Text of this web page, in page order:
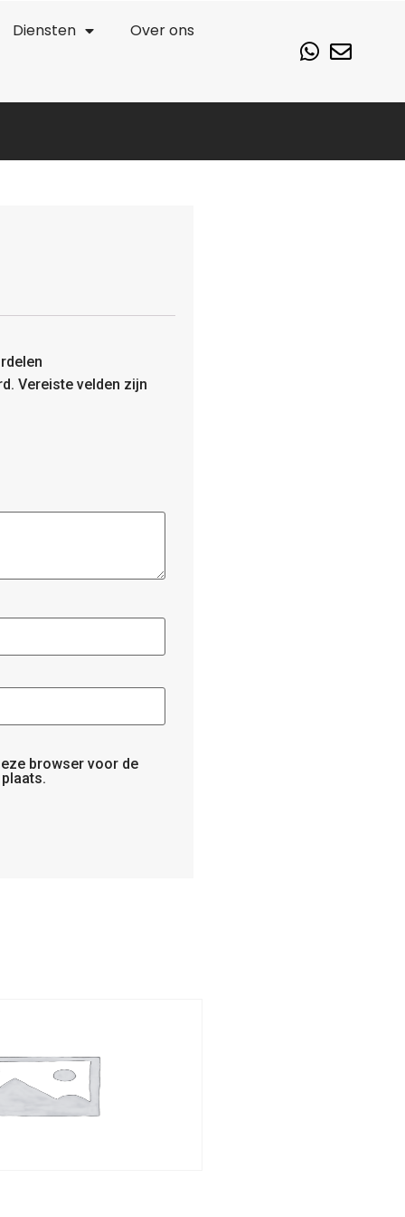
Diensten Over ons
Vereiste velden zijn
browser voor de